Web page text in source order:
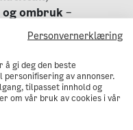
ombruk–
fra
Th. Bramslev,
Personvernerklæring
gi deg den beste
av annonser.
tilpasset innhold og
om vår bruk av cookies i vår